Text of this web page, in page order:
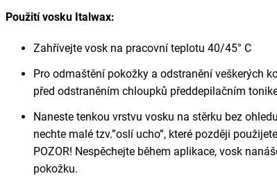
Použitívosku Italwax:
Zahřívejte vosk na pracovní teplotu 40/45° C
Pro odmaštění pokožky a odstranění veškerých
před odstraněním chloupků předdepilačním tonik
Naneste tenkou vrstvu vosku na stěrku bez
nechte malé tzv.”oslí ucho”, které později
POZOR! Nespěchejte během aplikace, vosk
pokožku.